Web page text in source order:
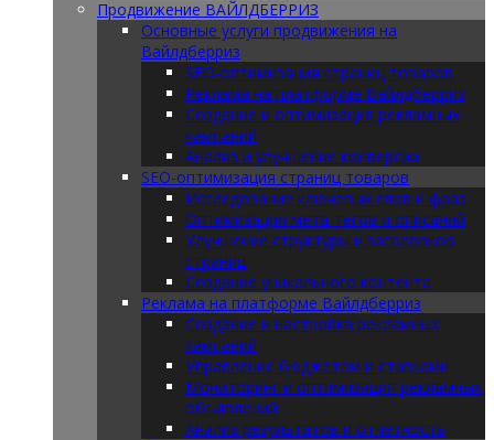
Продвижение ВАЙЛДБЕРРИЗ
Основные услуги продвижения на
Вайлдберриз
SEO-оптимизация страниц товаров
Реклама на платформе Вайлдберриз
Создание и оптимизация рекламных
кампаний
Анализ и улучшение конверсии
SEO-оптимизация страниц товаров
Исследование ключевых слов и фраз
Оптимизация мета-тегов и описаний
Улучшение структуры и заголовков
страниц
Создание уникального контента
Реклама на платформе Вайлдберриз
Создание и настройка рекламных
кампаний
Управление бюджетом и ставками
Мониторинг и оптимизация рекламных
объявлений
Анализ результатов и отчетность